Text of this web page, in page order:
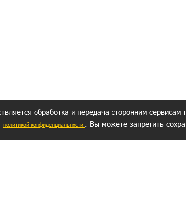
обработка и передача сторонним
политикой конфиденциальности . Вы можете запретить